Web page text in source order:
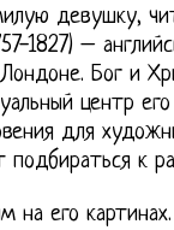
девушку,
1827) –
Бог и
центр
для
подбираться к
его